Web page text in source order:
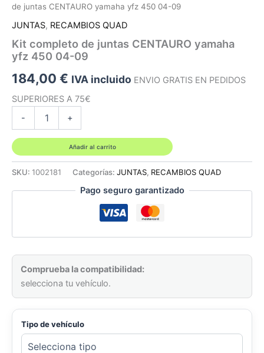
de juntas CENTAURO yamaha yfz 450 04-09
JUNTAS, RECAMBIOS QUAD
Kit completo de juntas CENTAURO yamaha
yfz 450 04-09
184,00 € IVA incluido ENVIO GRATIS EN PEDIDOS
SUPERIORES A 75€
-
juntas
CENTAURO
yamaha
450
+
Añadir al carrito
SKU: 1002181 Categorías: JUNTAS, RECAMBIOS QUAD
Pago seguro garantizado
Comprueba la compatibilidad:
selecciona tu vehículo.
Tipo de vehículo